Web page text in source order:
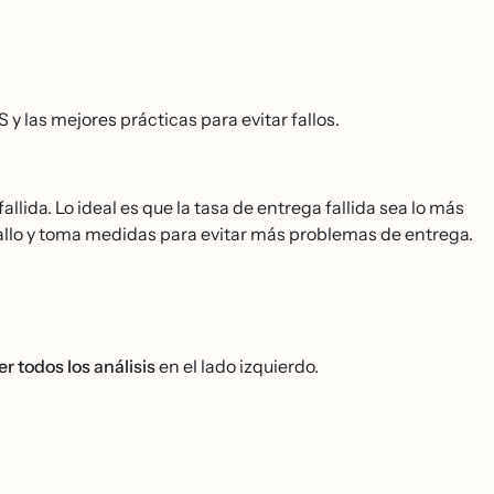
y las mejores prácticas para evitar fallos.
Lo ideal es que la tasa de entrega fallida sea lo más
y toma medidas para evitar más problemas de entrega.
todos los análisisen el lado izquierdo.